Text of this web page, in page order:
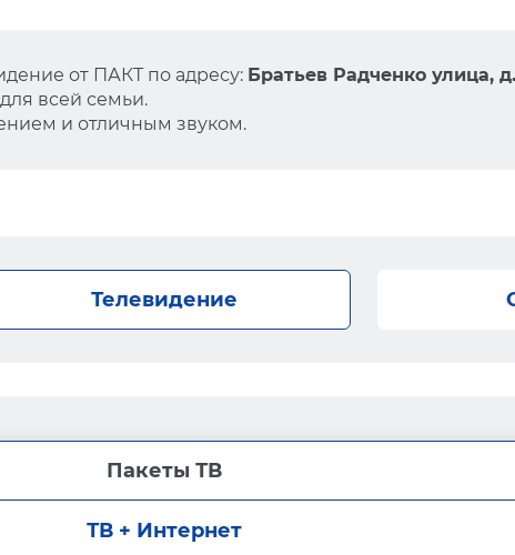
от ПАКТ по адресу: Братьев Радченко улица,
всей семьи.
и отличным звуком.
Телевидение
Пакеты ТВ
ТВ + Интернет